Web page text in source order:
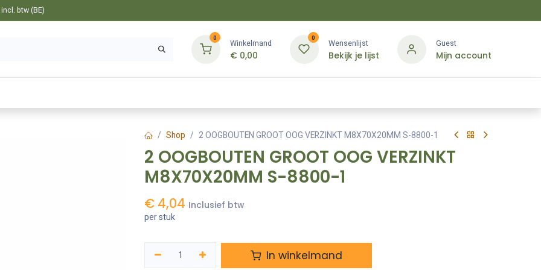
btw (BE)
0
Winkelmand
€ 0,00
0
Wensenlijst
Bekijk je lijst
Guest
Mijn account
Shop 2 OOGBOUTEN GROOT OOG VERZINKT M8X70X20MM S-8800-1
2 OOGBOUTEN GROOT OOG VERZINKT
M8X70X20MM S-8800-1
€ 4,04 Inclusief btw
per stuk
In winkelmand